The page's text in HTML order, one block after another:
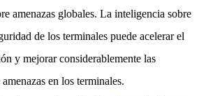
amenazas globales. La inteligencia sobre
de los terminales puede acelerar el
y mejorar considerablemente las
en los terminales.